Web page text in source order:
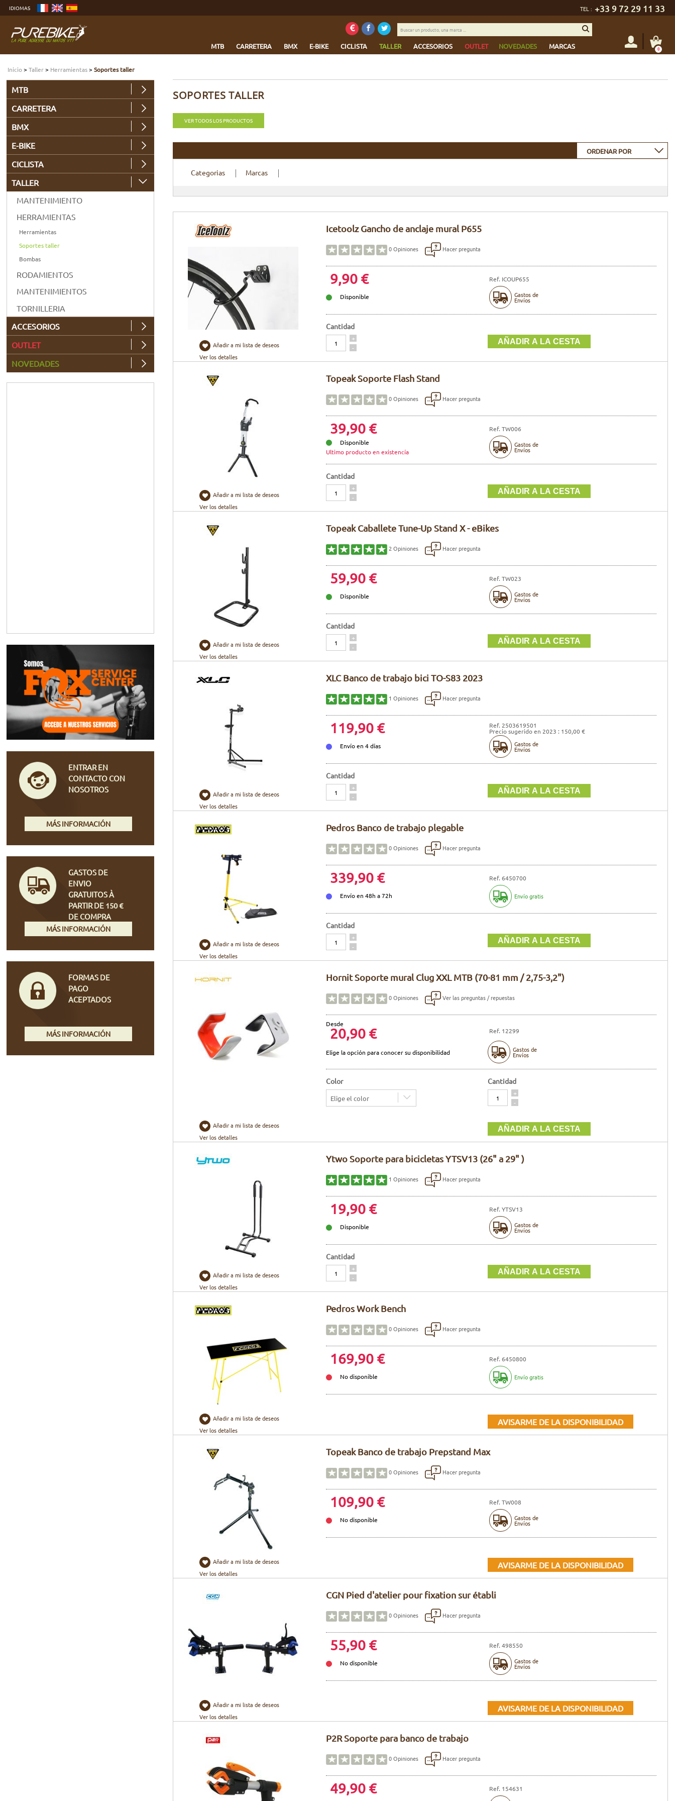
más
Ir
menú
Buscar
TEL : +33 9 72 29 11 33
IDIOMAS
MTB CARRETERA BMX E-BIKE CICLISTA TALLER ACCESORIOS OUTLET NOVEDADES MARCAS
Buscar
un
una
marca
0
Inicio>Taller> Herramientas>Soportes taller
SOPORTES TALLER
VER TODOS LOS PRODUCTOS
ORDENAR POR
Categorias Marcas
Icetoolz Gancho de anclaje mural P655
0Opiniones Hacer pregunta
Añadir a mi lista de deseos
Ver los detalles
9,90 € Ref. ICOUP655
Disponible Gastos de
Envíos
Cantidad
Cantidad
+
-
Topeak Soporte Flash Stand
0Opiniones Hacer pregunta
Añadir a mi lista de deseos
Ver los detalles
39,90 €
Ref. TW006
Disponible
Ultimo producto en existencía
Gastos de
Envíos
Cantidad
Cantidad
+
-
Topeak Caballete Tune-Up Stand X - eBikes
2 Opiniones Hacer pregunta
Añadir a mi lista de deseos
Ver los detalles
59,90 € Ref. TW023
Disponible Gastos de
Envíos
Cantidad
Cantidad
+
-
XLC Banco de trabajo bici TO-S83 2023
1 Opiniones Hacer pregunta
Añadir a mi lista de deseos
Ver los detalles
119,90 € Ref. 2503619501
Precio sugerido en 2023 : 150,00 €
Envío en 4 días
Gastos de
Envíos
Cantidad
Cantidad
+
-
Pedros Banco de trabajo plegable
0Opiniones Hacer pregunta
Añadir a mi lista de deseos
Ver los detalles
339,90 € Ref. 6450700
Envío en 48h a 72h Envío gratis
Cantidad
Cantidad
+
-
Hornit Soporte mural Clug XXL MTB (70-81 mm / 2,75-3,2")
0Opiniones Ver las preguntas / repuestas
Añadir a mi lista de deseos
Ver los detalles
Desde
20,90 € Ref. 12299
Elige la opción para conocer su disponibilidad Gastos de
Envíos
Color
Elige el color
Cantidad
Cantidad
+
-
Ytwo Soporte para bicicletas YTSV13 (26" a 29" )
1 Opiniones Hacer pregunta
Añadir a mi lista de deseos
Ver los detalles
19,90 € Ref. YTSV13
Disponible Gastos de
Envíos
Cantidad
Cantidad
+
-
Pedros Work Bench
0Opiniones Hacer pregunta
Añadir a mi lista de deseos
Ver los detalles
169,90 € Ref. 6450800
No disponible Envío gratis
AVISARME DE LA DISPONIBILIDAD
Topeak Banco de trabajo Prepstand Max
0Opiniones Hacer pregunta
Añadir a mi lista de deseos
Ver los detalles
109,90 € Ref. TW008
No disponible Gastos de
Envíos
AVISARME DE LA DISPONIBILIDAD
CGN Pied d'atelier pour fixation sur établi
0Opiniones Hacer pregunta
Añadir a mi lista de deseos
Ver los detalles
55,90 € Ref. 498550
No disponible Gastos de
Envíos
AVISARME DE LA DISPONIBILIDAD
P2R Soporte para banco de trabajo
0Opiniones Hacer pregunta
49,90 €
Ref. 154631
MTB
CARRETERA
BMX
E-BIKE
CICLISTA
TALLER
MANTENIMIENTO
HERRAMIENTAS
Herramientas
Soportes taller
Bombas
RODAMIENTOS
MANTENIMIENTOS
TORNILLERIA
ACCESORIOS
OUTLET
NOVEDADES
ENTRAR EN
CONTACTO CON
NOSOTROS
MÁS INFORMACIÓN
GASTOS DE
ENVIO
GRATUITOS À
PARTIR DE 150 €
DE COMPRA
MÁS INFORMACIÓN
FORMAS DE
PAGO
ACEPTADOS
MÁS INFORMACIÓN